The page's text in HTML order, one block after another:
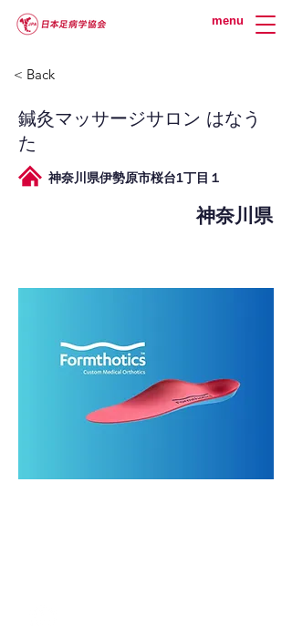
menu
< Back
鍼灸マッサージサロン はなう
た
神奈川県伊勢原市桜台1丁目１
神奈川県